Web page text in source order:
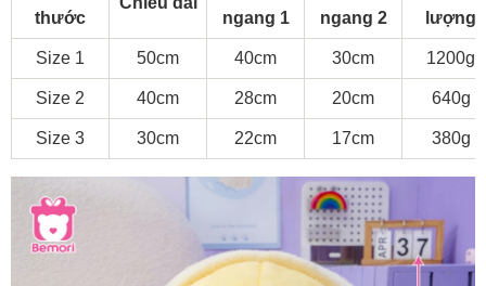
thước
ngang 1
ngang 2 lượng
Size 1 50cm 40cm 30cm 1200g
Size 2 40cm 28cm 20cm 640g
Size 3 30cm 22cm 17cm 380g